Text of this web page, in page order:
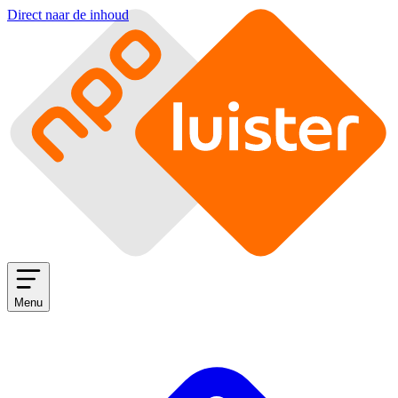
Direct naar de inhoud
Menu